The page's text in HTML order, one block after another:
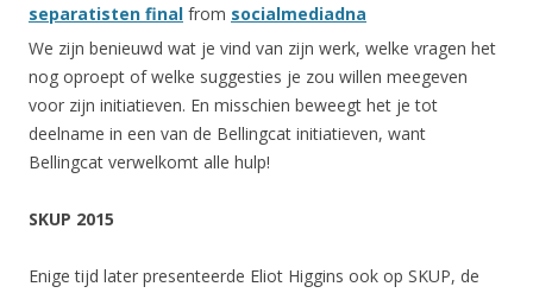
separatisten final from socialmediadna
We zijn benieuwd wat je vind van zijn werk, welke vragen het
nog oproept of welke suggesties je zou willen meegeven
voor zijn initiatieven. En misschien beweegt het je tot
deelname in een van de Bellingcat initiatieven, want
Bellingcat verwelkomt alle hulp!
SKUP 2015
Enige tijd later presenteerde Eliot Higgins ook op SKUP, de